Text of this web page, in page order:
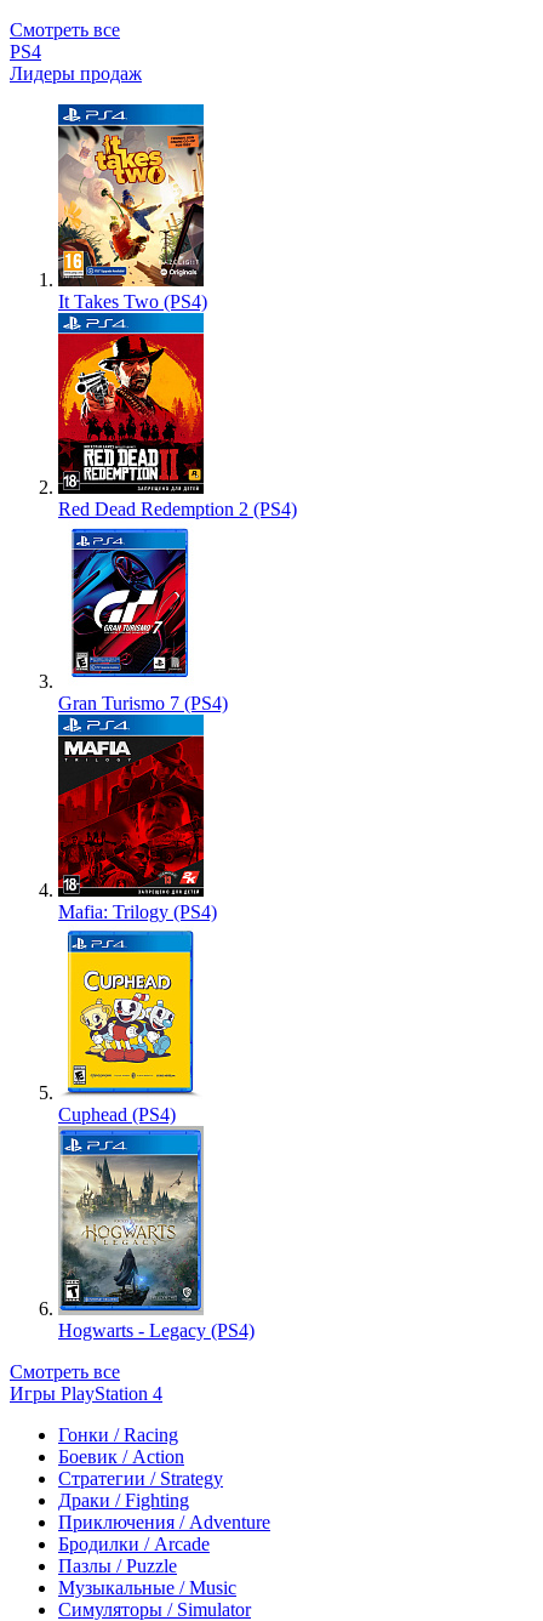
Смотреть все
PS4
Лидеры продаж
It Takes Two (PS4)
Red Dead Redemption 2 (PS4)
Gran Turismo 7 (PS4)
Mafia: Trilogy (PS4)
Cuphead (PS4)
Hogwarts - Legacy (PS4)
Смотреть все
Игры PlayStation 4
Гонки / Racing
Боевик / Action
Стратегии / Strategy
Драки / Fighting
Приключения / Adventure
Бродилки / Arcade
Пазлы / Puzzle
Музыкальные / Music
Симуляторы / Simulator